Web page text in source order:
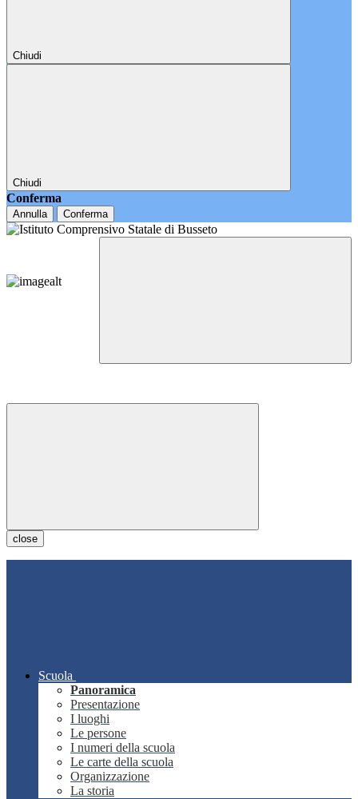
Chiudi
Chiudi
Conferma
Annulla Conferma
close
Scuola
Panoramica
Presentazione
I luoghi
Le persone
I numeri della scuola
Le carte della scuola
Organizzazione
La storia